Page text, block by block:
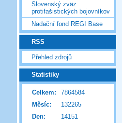
Slovenský zväz
protifašistických bojovníkov
Nadační fond REGI Base
RSS
Přehled zdrojů
Statistiky
Celkem:
7864584
Měsíc:
132265
Den:
14151